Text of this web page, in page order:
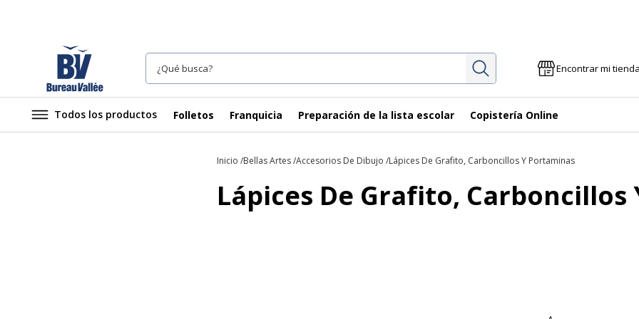
InvestigaciónEncontrar mi tienda
Todos los productos Folletos Franquicia Preparación de la lista escolar Copistería Online
Inicio Bellas Artes Accesorios De Dibujo Lápices De Grafito, Carboncillos Y Portaminas
Lápices De Grafito, Carboncillos